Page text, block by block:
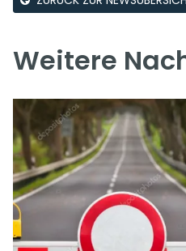
Weitere